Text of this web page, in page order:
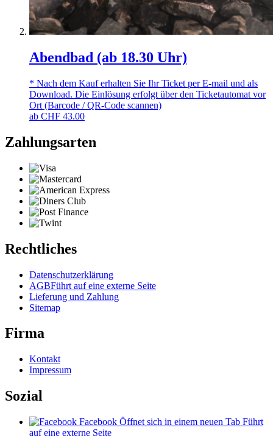
Abendbad (ab 18.30 Uhr)
* Nach dem Kauf erhalten Sie Ihr Ticket per E-mail und als
Download. Die Einlösung erfolgt über den Ticketautomat vor
Ort (Barcode / QR-Code scannen)
ab CHF 43.00
Zahlungsarten
Rechtliches
Datenschutzerklärung
AGBFührt auf eine externe Seite
Lieferung und Zahlung
Sitemap
Firma
Kontakt
Impressum
Sozial
Facebook Öffnet sich in einem neuen Tab Führt
auf eine externe Seite